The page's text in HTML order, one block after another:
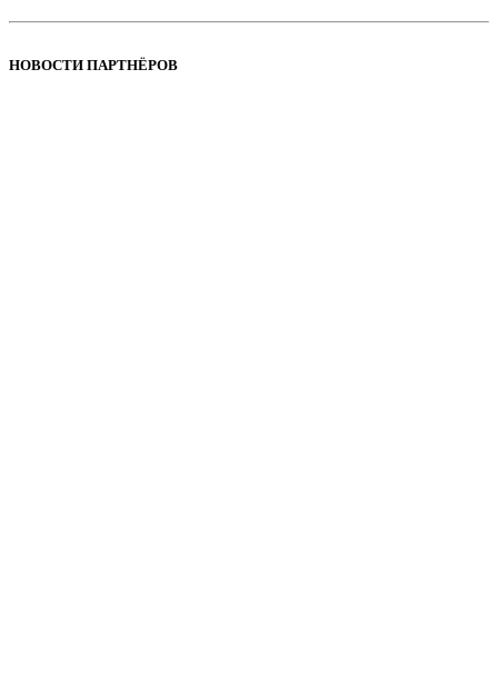
НОВОСТИ ПАРТНЁРОВ